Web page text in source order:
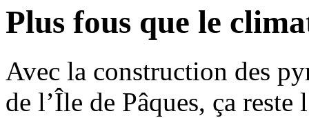
Plus fous que le
Avec la construction des
de l’Île de Pâques, ça reste